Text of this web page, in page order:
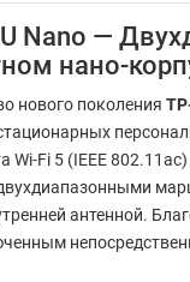
Nano —
нано-
нового поколения
Wi-Fi 5 (IEEE
антенной.